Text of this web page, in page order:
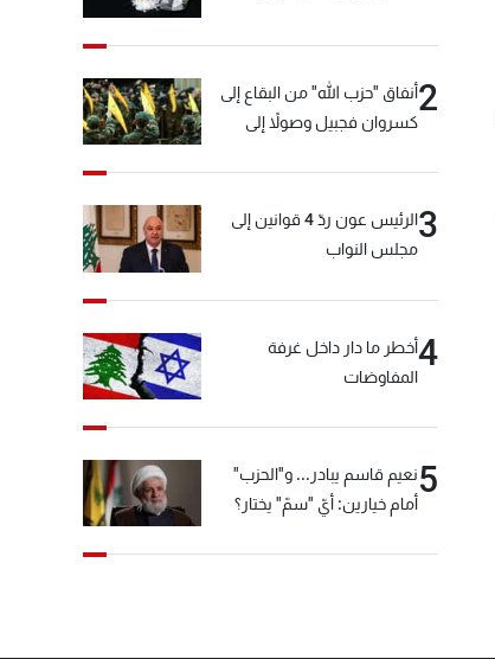
2أنفاق "حزب الله" من البقاع إلى
كسروان فجبيل وصولاً إلى
3
الرئيس عون ردّ 4 قوانين إلى
مجلس النواب
4أخطر ما دار داخل غرفة
المفاوضات
5نعيم قاسم يبادر... و"الحزب"
أمام خيارين: أيّ "سمّ" يختار؟